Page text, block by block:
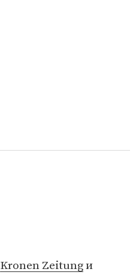
Kronen Zeitungи